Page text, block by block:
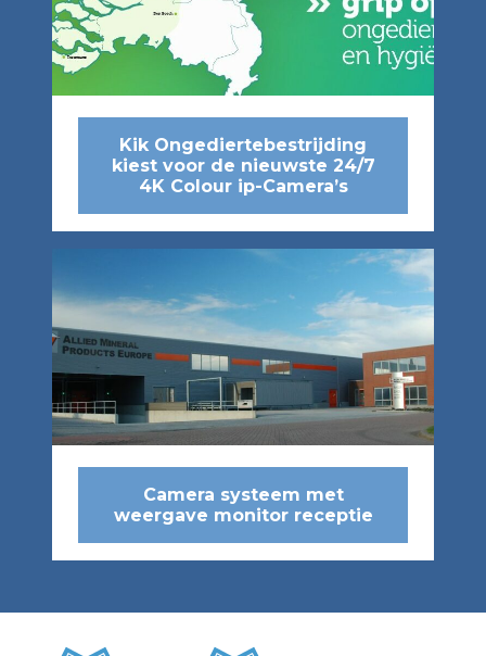
Kik Ongediertebestrijding
kiest voor de nieuwste 24/7
4K Colour ip-Camera’s
Camera systeem met
weergave monitor receptie